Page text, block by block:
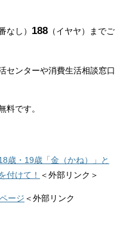
し） 188 （イヤヤ）までご
センターや消費生活相談窓口
です。
歳・19歳「金（かね）」と
付けて！ ＜外部リンク＞
ージ ＜外部リンク